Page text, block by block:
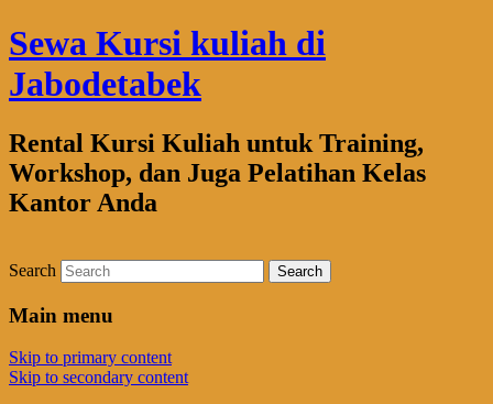
Sewa Kursi kuliah di
Jabodetabek
Rental Kursi Kuliah untuk Training,
Workshop, dan Juga Pelatihan Kelas
Kantor Anda
Search
Main menu
Skip to primary content
Skip to secondary content